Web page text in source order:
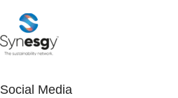
Social Media